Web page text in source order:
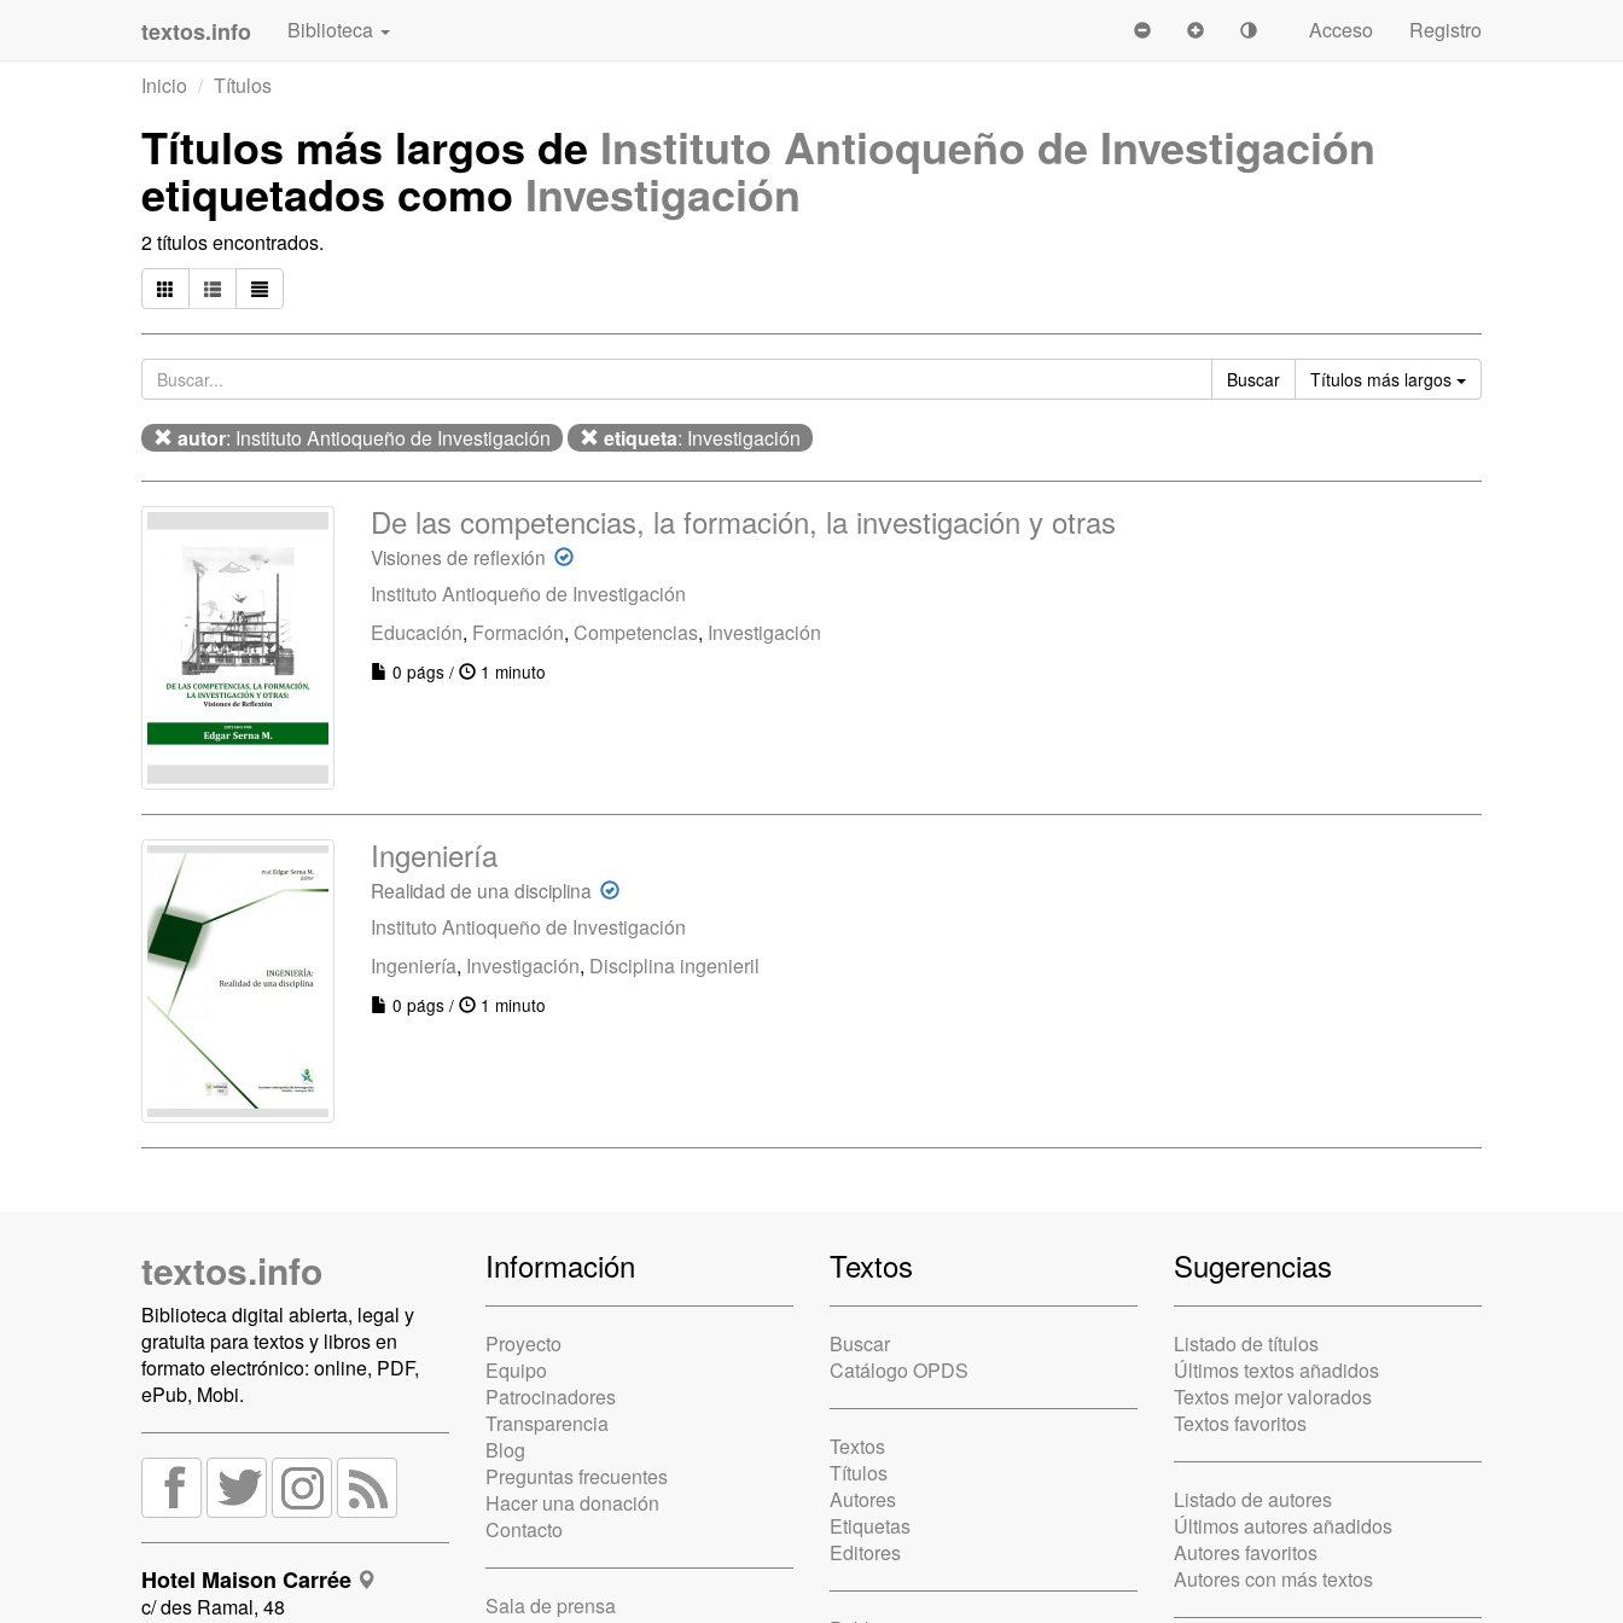
textos.info Biblioteca Acceso
Registro
Inicio
Títulos
Títulos más largos de Instituto Antioqueño de Investigación
etiquetados como Investigación
2 títulos encontrados.
Buscar Títulos más largos Ordenar
autor: Instituto Antioqueño de Investigación etiqueta: Investigación
De las competencias, la formación, la investigación y otras
Visiones de reflexión
Instituto Antioqueño de Investigación
Educación, Formación, Competencias, Investigación
0 págs / 1 minuto
Ingeniería
Realidad de una disciplina
Instituto Antioqueño de Investigación
Ingeniería, Investigación, Disciplina ingenieril
0 págs / 1 minuto
textos.info
Biblioteca digital abierta, legal y
gratuita para textos y libros en
formato electrónico: online, PDF,
ePub, Mobi.
Hotel Maison Carrée
c/ des Ramal, 48
Información
Proyecto
Equipo
Patrocinadores
Transparencia
Blog
Preguntas frecuentes
Hacer una donación
Contacto
Sala de prensa
Textos
Buscar
Catálogo OPDS
Textos
Títulos
Autores
Etiquetas
Editores
Sugerencias
Listado de títulos
Últimos textos añadidos
Textos mejor valorados
Textos favoritos
Listado de autores
Últimos autores añadidos
Autores favoritos
Autores con más textos